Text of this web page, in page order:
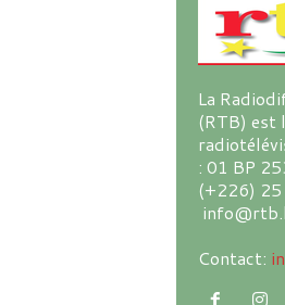
La
(RTB) est
: 01 BP
(+226)
Contact: